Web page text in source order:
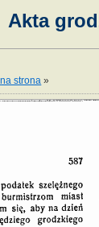
Akta
strona »